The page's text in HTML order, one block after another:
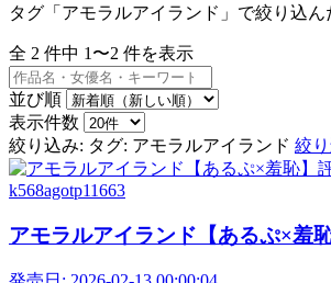
タグ「アモラルアイランド」で絞り込ん
全 2 件中 1〜2 件を表示
並び順
表示件数
絞り込み: タグ: アモラルアイランド 絞
k568agotp11663
アモラルアイランド【あるぷ×羞